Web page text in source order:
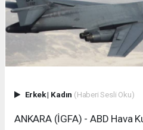
Erkek| Kadın (Haberi Sesli Oku)
ANKARA (İGFA) - ABD Hava